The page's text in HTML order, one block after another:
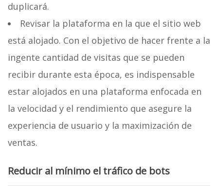
duplicará.
Revisar la plataforma en la que el sitio web
está alojado. Con el objetivo de hacer frente a la
ingente cantidad de visitas que se pueden
recibir durante esta época, es indispensable
estar alojados en una plataforma enfocada en
la velocidad y el rendimiento que asegure la
experiencia de usuario y la maximización de
ventas.
Reducir al mínimo el tráfico de bots